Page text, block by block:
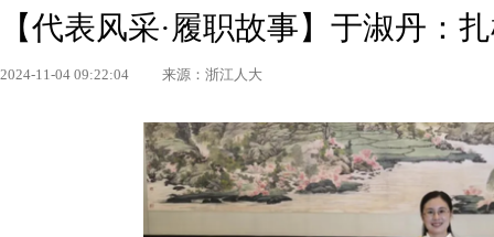
【代表风采·履职故事】于淑丹：
2024-11-04 09:22:04 来源：浙江人大